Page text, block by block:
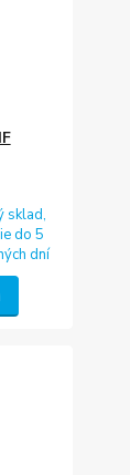
sklad,
do 5
dní